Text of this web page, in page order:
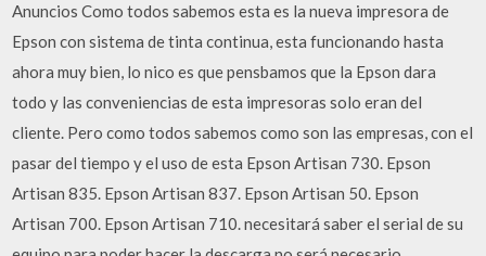
Anuncios Como todos sabemos esta es la nueva impresora de
Epson con sistema de tinta continua, esta funcionando hasta
ahora muy bien, lo nico es que pensbamos que la Epson dara
todo y las conveniencias de esta impresoras solo eran del
cliente. Pero como todos sabemos como son las empresas, con el
pasar del tiempo y el uso de esta Epson Artisan 730. Epson
Artisan 835. Epson Artisan 837. Epson Artisan 50. Epson
Artisan 700. Epson Artisan 710. necesitará saber el serial de su